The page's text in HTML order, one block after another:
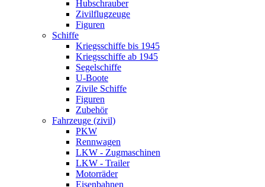
Hubschrauber
Zivilflugzeuge
Figuren
Schiffe
Kriegsschiffe bis 1945
Kriegsschiffe ab 1945
Segelschiffe
U-Boote
Zivile Schiffe
Figuren
Zubehör
Fahrzeuge (zivil)
PKW
Rennwagen
LKW - Zugmaschinen
LKW - Trailer
Motorräder
Eisenbahnen